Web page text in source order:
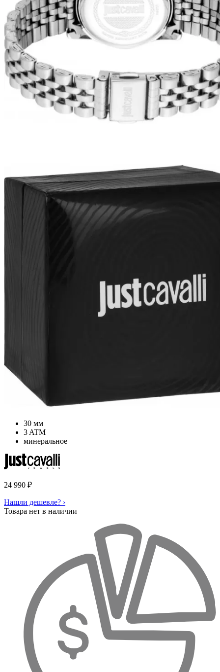
30 мм
3 ATM
минеральное
24 990 ₽
Нашли дешевле? ›
Товара нет в наличии